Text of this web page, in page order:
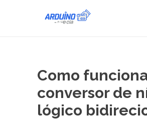
Como
conversor de
lógico